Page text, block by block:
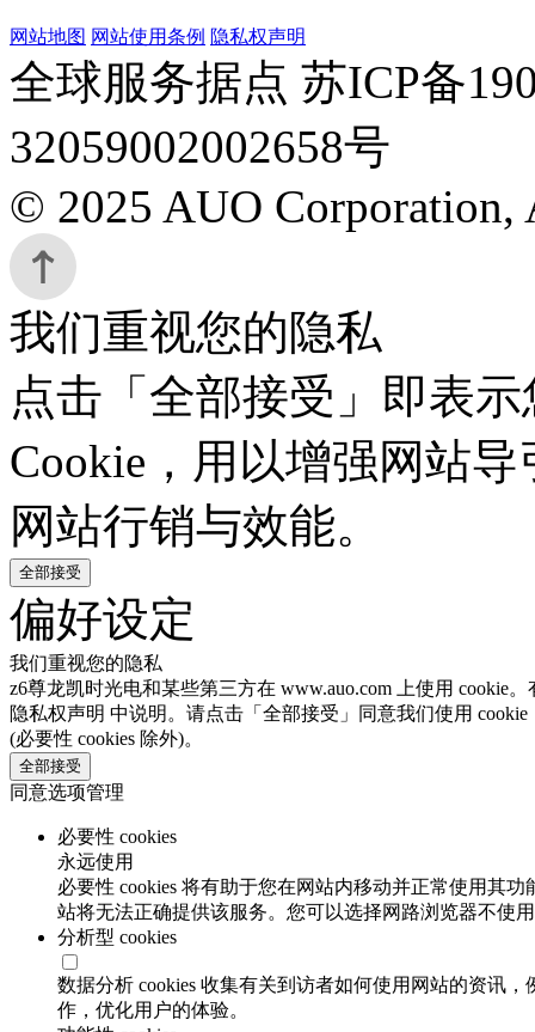
网站地图 网站使用条例 隐私权声明
全球服务据点 苏ICP备
32059002002658号
© 2025 AUO Corporation,
我们重视您的隐私
点击「全部接受」即表
Cookie，用以增强网站
网站行销与效能。
全部接受
偏好设定
我们重视您的隐私
z6尊龙凯时光电和某些第三方在 www.auo.com 上使用 cookie
隐私权声明 中说明。请点击「全部接受」同意我们使用
(必要性 cookies 除外)。
全部接受
同意选项管理
必要性 cookies
永远使用
必要性 cookies 将有助于您在网站内移动并正常使用其
站将无法正确提供该服务。您可以选择网路浏览器不使
分析型 cookies
数据分析 cookies 收集有关到访者如何使用网站的资讯
作，优化用户的体验。